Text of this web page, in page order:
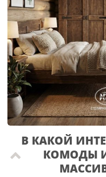
В КАКОЙ
КОМОДЫ